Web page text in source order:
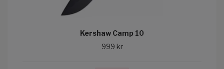
Kershaw Camp 10
999 kr